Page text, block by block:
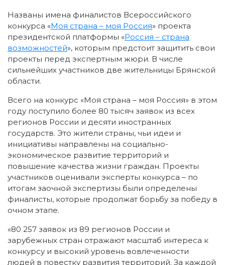
Названы имена финалистов Всероссийского
конкурса «Моя страна – моя Россия» проекта
президентской платформы «Россия – страна
возможностей», которым предстоит защитить свои
проекты перед экспертным жюри. В числе
сильнейших участников две жительницы Брянской
области.
Всего на конкурс «Моя страна – моя Россия» в этом
году поступило более 80 тысяч заявок из всех
регионов России и десяти иностранных
государств. Это жители страны, чьи идеи и
инициативы направлены на социально-
экономическое развитие территорий и
повышение качества жизни граждан. Проекты
участников оценивали эксперты конкурса – по
итогам заочной экспертизы были определены
финалисты, которые продолжат борьбу за победу в
очном этапе.
«80 257 заявок из 89 регионов России и
зарубежных стран отражают масштаб интереса к
конкурсу и высокий уровень вовлеченности
людей в повестку развития территорий. За каждой